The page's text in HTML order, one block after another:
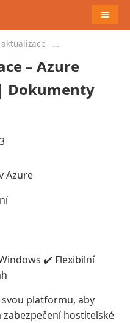
–
– Azure
Dokumenty
Azure
✔️ Flexibilní
platformu, aby
hostitelské